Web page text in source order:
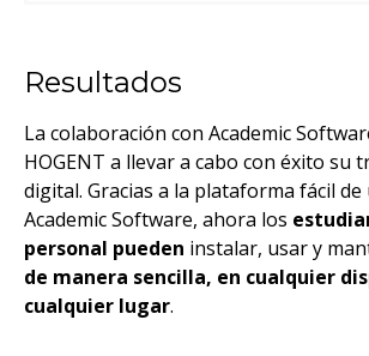
Resultados
La colaboración con Academic
HOGENT a llevar a cabo con éxito su
digital. Gracias a la plataforma fácil de
Academic Software, ahora los
personal pueden instalar, usar y
de manera sencilla, en cualquier
cualquier lugar.